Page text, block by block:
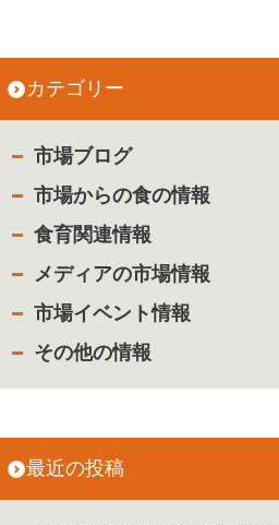
カテゴリー
市場ブログ
市場からの食の情報
食育関連情報
メディアの市場情報
市場イベント情報
その他の情報
最近の投稿